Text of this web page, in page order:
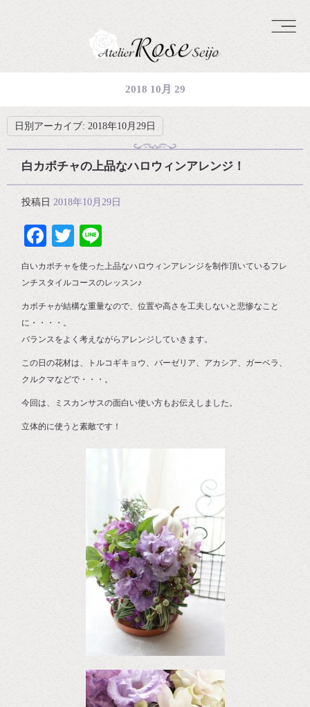
2018 10月 29
日別アーカイブ: 2018年10月29日
白カボチャの上品なハロウィンアレンジ！
投稿日 2018年10月29日
Facebook
Twitter
白いカボチャを使った上品なハロウィンアレンジを制作頂いているフレ
ンチスタイルコースのレッスン♪
カボチャが結構な重量なので、位置や高さを工夫しないと悲惨なこと
に・・・・。
バランスをよく考えながらアレンジしていきます。
この日の花材は、トルコギキョウ、バーゼリア、アカシア、ガーベラ、
クルクマなどで・・・。
今回は、ミスカンサスの面白い使い方もお伝えしました。
立体的に使うと素敵です！